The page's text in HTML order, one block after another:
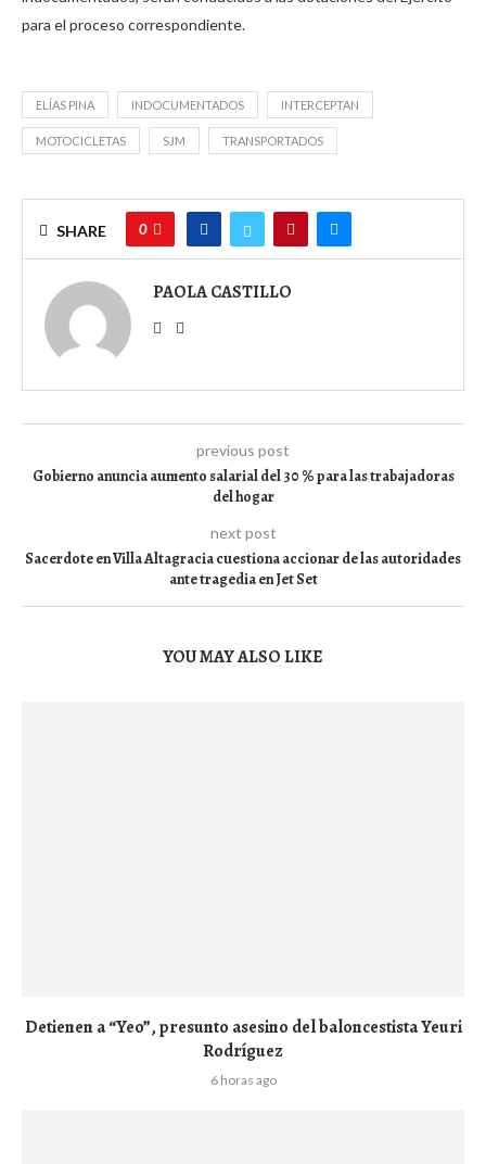
para el proceso correspondiente.
ELÍAS PINA INDOCUMENTADOS INTERCEPTAN
MOTOCICLETAS SJM TRANSPORTADOS
SHARE 0
PAOLA CASTILLO
previous post
Gobierno anuncia aumento salarial del 30 % para las trabajadoras
del hogar
next post
Sacerdote en Villa Altagracia cuestiona accionar de las autoridades
ante tragedia en Jet Set
YOU MAY ALSO LIKE
Detienen a “Yeo”, presunto asesino del baloncestista Yeuri
Rodríguez
6 horas ago